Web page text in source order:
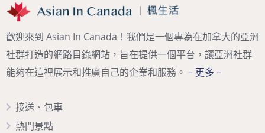
歡迎來到 Asian In Canada！我們是一個專為在加拿大的亞洲
社群打造的網路目錄網站，旨在提供一個平台，讓亞洲社群
能夠在這裡展示和推廣自己的企業和服務。 – 更多 –
接送、包車
熱門景點